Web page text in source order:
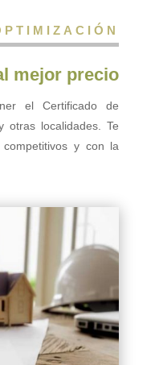
mejor precio
el Certificado de
otras localidades. Te
y con la